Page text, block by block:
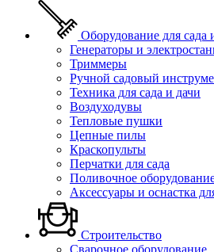
Оборудование для сада
Генераторы и
Триммеры
Ручной садовый
Техника для сада и дачи
Воздуходувы
Тепловые пушки
Цепные пилы
Краскопульты
Перчатки для сада
Поливочное
Аксессуары и оснастка
Строительство
Сварочное оборудование